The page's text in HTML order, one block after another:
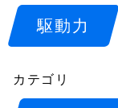
駆動力
カテゴリ